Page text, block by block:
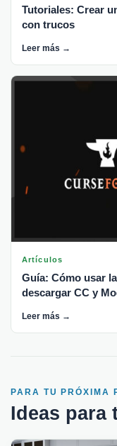
Tutoriales: Crear
con trucos
Leer más →
Artículos
Guía: Cómo usar
descargar CC y
Leer más →
PARA TU PRÓXIMA
Ideas para